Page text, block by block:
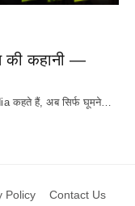
की कहानी —
कहते हैं, अब सिर्फ घूमने…
Policy Contact Us